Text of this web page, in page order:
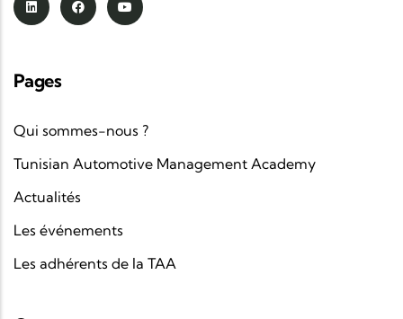
Pages
Qui sommes-nous ?
Tunisian Automotive Management Academy
Actualités
Les événements
Les adhérents de la TAA